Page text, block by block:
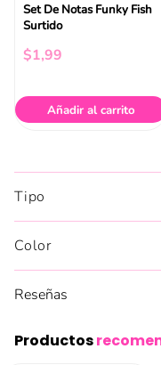
Set De Notas Funky Fish
Surtido
$1,99
Añadir al carrito
Tipo
Color
Reseñas
Productos